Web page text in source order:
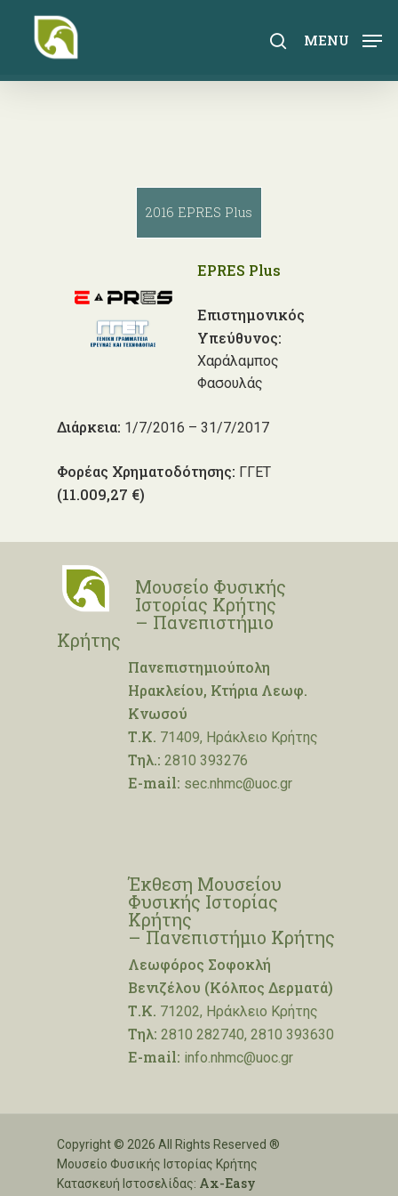
content
search
MENU
2016 EPRES Plus
EPRES Plus
Επιστημονικός
Υπεύθυνος:
Χαράλαμπος
Φασουλάς
Διάρκεια: 1/7/2016 – 31/7/2017
Φορέας Χρηματοδότησης: ΓΓΕΤ
(11.009,27 €)
Μουσείο Φυσικής
Ιστορίας Κρήτης
– Πανεπιστήμιο
Κρήτης
Πανεπιστημιούπολη
Ηρακλείου, Κτήρια Λεωφ.
Κνωσού
Τ.Κ. 71409, Ηράκλειο Κρήτης
Τηλ.: 2810 393276
E-mail: sec.nhmc@uoc.gr
Έκθεση Μουσείου
Φυσικής Ιστορίας
Κρήτης
– Πανεπιστήμιο Κρήτης
Λεωφόρος Σοφοκλή
Βενιζέλου (Κόλπος Δερματά)
Τ.Κ. 71202, Ηράκλειο Κρήτης
Τηλ: 2810 282740, 2810 393630
E-mail: info.nhmc@uoc.gr
Copyright © 2026 All Rights Reserved ®
Μουσείο Φυσικής Ιστορίας Κρήτης
Κατασκευή Ιστοσελίδας: Ax-Easy